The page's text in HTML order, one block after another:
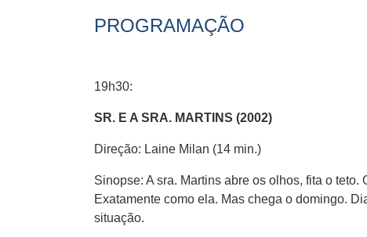
PROGRAMAÇÃO
19h30:
SR. E A SRA. MARTINS (2002)
Direção: Laine Milan (14 min.)
Sinopse: A sra. Martins abre os olhos, fita o
Exatamente como ela. Mas chega o domingo.
situação.